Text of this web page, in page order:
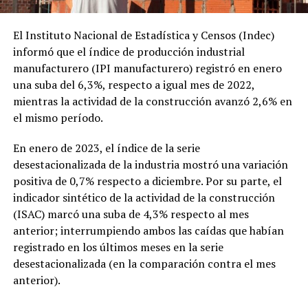
El Instituto Nacional de Estadística y Censos (Indec)
informó que el índice de producción industrial
manufacturero (IPI manufacturero) registró en enero
una suba del 6,3%, respecto a igual mes de 2022,
mientras la actividad de la construcción avanzó 2,6% en
el mismo período.
En enero de 2023, el índice de la serie
desestacionalizada de la industria mostró una variación
positiva de 0,7% respecto a diciembre. Por su parte, el
indicador sintético de la actividad de la construcción
(ISAC) marcó una suba de 4,3% respecto al mes
anterior; interrumpiendo ambos las caídas que habían
registrado en los últimos meses en la serie
desestacionalizada (en la comparación contra el mes
anterior).